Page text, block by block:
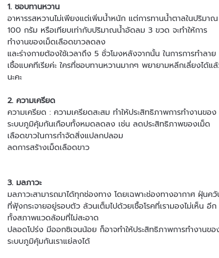
1. ชอบทานหวาน
อาหารรสหวานไม่เพียงแต่เพิ่มน้ำหนัก แต่การทานน้ำตาลในปริมาณ
100 กรัม หรือเทียบเท่ากับปริมาณน้ำอัดลม 3 ขวด จะทำให้การ
ทำงานของเม็ดเลือดขาวลดลง
และร่างกายต้องใช้เวลาถึง 5 ชั่วโมงหลังจากนั้น ในการการทำลาย
เชื้อแบคทีเรียค่ะ ใครที่ชอบทานหวานมากๆ พยายามหลีกเลี่ยงได้แ
นะคะ
2. ความเครียด
ความเครียด : ความเครียดสะสม ทำให้ประสิทธิภาพการทำงานของ
ระบบภูมิคุ้มกันเกือบทั้งหมดลดลง เช่น ลดประสิทธิภาพของเม็ด
เลือดขาวในการกำจัดสิ่งแปลกปลอม
ลดการสร้างเม็ดเลือดขาว
3. มลภาวะ
มลภาวะสามารถมาได้ทุกช่องทาง โดยเฉพาะช่องทางอากาศ ฝุ่นค
ที่ฟุ้งกระจายอยู่รอบตัว ล้วนเต็มไปด้วยเชื้อโรคที่เรามองไม่เห็น อีก
ทั้งสภาพแวดล้อมที่ไม่สะอาด
ปลอดโปร่ง มีออกซิเจนน้อย ก็อาจทำให้ประสิทธิภาพการทำงานขอ
ระบบภูมิคุ้มกันเราแย่ลงได้